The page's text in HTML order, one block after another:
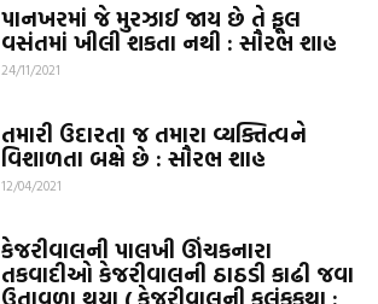
પાનખરમાં જે મુરઝાઈ જાય છે તે ફૂલ
વસંતમાં ખીલી શકતા નથી : સૌરભ શાહ
24/11/2021
તમારી ઉદારતા જ તમારા વ્યક્તિત્વને
વિશાળતા બક્ષે છે : સૌરભ શાહ
12/04/2021
કેજરીવાલની પાલખી ઊંચકનારા
તકવાદીઓ કેજરીવાલની ઠાઠડી કાઢી જવા